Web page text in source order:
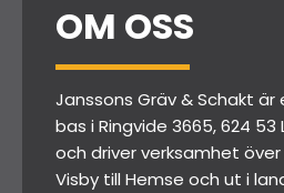
OM OSS
Janssons Gräv & Schakt
bas i Ringvide 3665, 624
och driver verksamhet
Visby till Hemse och ut i